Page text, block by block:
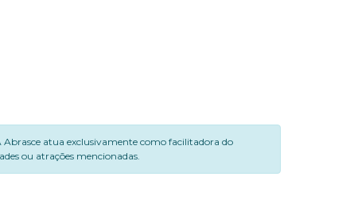
Abrasce atua exclusivamente como facilitadora do
ou atrações mencionadas.